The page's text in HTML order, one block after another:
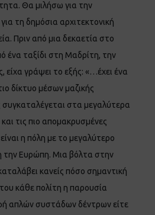
Θα μιλήσω για την
τη δημόσια αρχιτεκτονική
Πριν από μια δεκαετία στο
ένα ταξίδι στη Μαδρίτη, την
είχα γράψει το εξής: «…έχει ένα
δίκτυο μέσων μαζικής
στα μεγαλύτερα
τις πιο απομακρυσμένες
η πόλη με το μεγαλύτερο
την Ευρώπη. Μια βόλτα στην
κανείς πόσο σημαντική
κάθε πολίτη η παρουσία
απλών συστάδων δέντρων είτε